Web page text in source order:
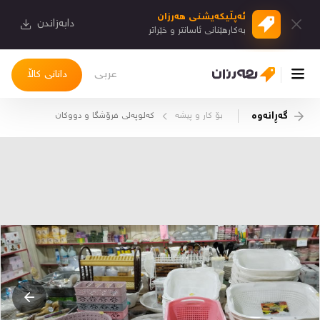
ئەپڵیكەیشنی هەرزان
بەكارهێنانی ئاسانتر و خێراتر دابەزاندن
دانانی کاڵا عربی
دیاریکراوەکانم
دوا بینراوەکان
چات
گەڕانەوە بۆ كار و پیشە کەلوپەلی فرۆشگا و دووکان